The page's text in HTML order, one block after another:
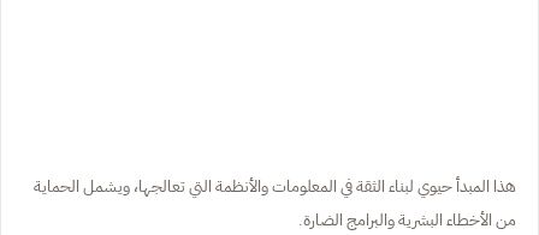
هذا المبدأ حيوي لبناء الثقة في المعلومات والأنظمة التي تعالجها، ويشمل الحماية
من الأخطاء البشرية والبرامج الضارة.